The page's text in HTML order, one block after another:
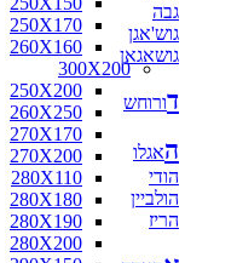
250X170
260X160
300X200
250X200
260X250
270X170
270X200
280X110
280X180
280X190
280X200
גבה
גוש'אגן
גושאגאן
דורוחש
האגלו
הודי
הולביין
הריז